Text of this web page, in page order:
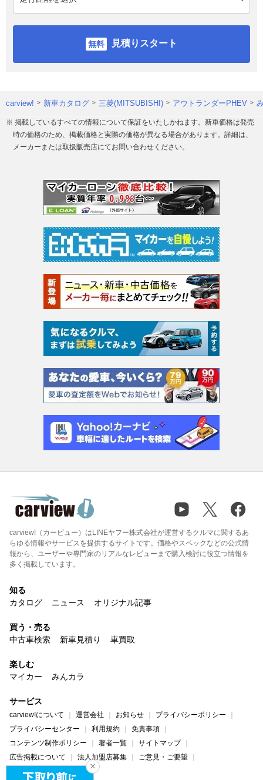
見積りスタート
carview! 新車カタログ 三菱(MITSUBISHI) アウトランダーPHEV
※ 掲載しているすべての情報について保証をいたしかねます。新車価格は発売
時の価格のため、掲載価格と実際の価格が異なる場合があります。詳細は、
メーカーまたは取扱販売店にてお問い合わせください。
carview!（カービュー）はLINEヤフー株式会社が運営するクルマに関するあ
らゆる情報やサービスを提供するサイトです。価格やスペックなどの公式情
報から、ユーザーや専門家のリアルなレビューまで購入検討に役立つ情報を
多く掲載しています。
知る
カタログ
ニュース オリジナル記事
買う・売る
中古車検索
新車見積り 車買取
楽しむ
マイカー
みんカラ
サービス
carview!について 運営会社 お知らせ
プライバシーポリシー
プライバシーセンター
利用規約
免責事項
コンテンツ制作ポリシー
著者一覧
サイトマップ
広告掲載について
法人加盟店募集
ご意見・ご要望
ヘルプ・お問い合わせ